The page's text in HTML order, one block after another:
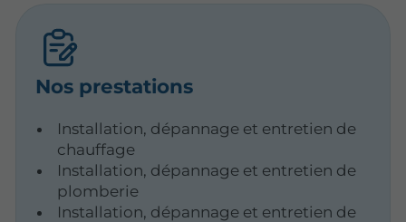
Nos prestations
Installation, dépannage et entretien de
chauffage
Installation, dépannage et entretien de
plomberie
Installation, dépannage et entretien de